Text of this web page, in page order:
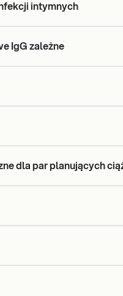
intymnych
IgG zależne
dla par planujących